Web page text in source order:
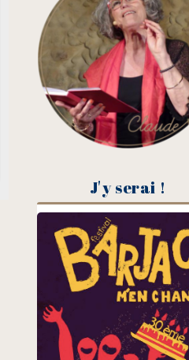
J'y serai !